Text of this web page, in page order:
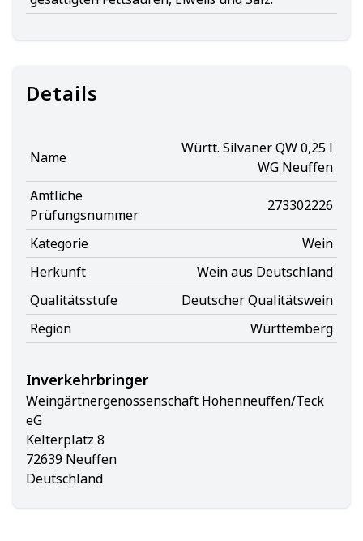
Details
Name
Württ. Silvaner QW 0,25 l
WG Neuffen
Amtliche
Prüfungsnummer
273302226
Kategorie
Wein
Herkunft
Wein aus Deutschland
Qualitätsstufe
Deutscher Qualitätswein
Region
Württemberg
Inverkehrbringer
Weingärtnergenossenschaft Hohenneuffen/Teck
eG
Kelterplatz 8
72639 Neuffen
Deutschland